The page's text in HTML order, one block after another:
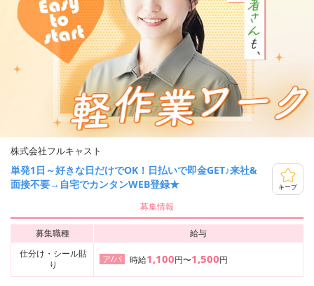
株式会社フルキャスト
単発1日～好きな日だけでOK！日払いで即金GET♪来社&
面接不要→自宅でカンタンWEB登録★
キープ
募集情報
募集職種
給与
仕分け・シール貼
り
ア/パ 時給1,100円〜1,500円